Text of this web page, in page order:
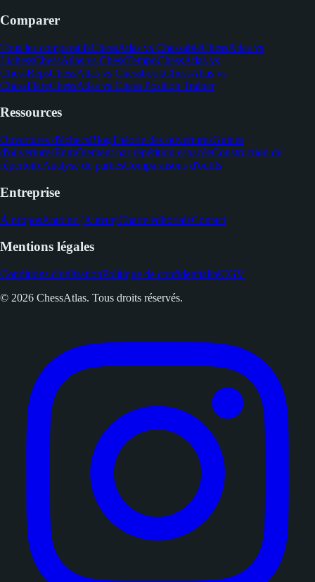
Comparer
Tous les comparatifsChessAtlas vs ChessableChessAtlas vs
LichessChessAtlas vs ChessTempoChessAtlas vs
ChessRepsChessAtlas vs ChessbookChessAtlas vs
ChessFlareChessAtlas vs Chess Position Trainer
Ressources
Ouvertures d'échecsBlogThéorie des ouverturesGuides
d'ouverturesEntraînement par répétition espacéeConstruction de
répertoireAnalyse de partiesComparaisons d'outils
Entreprise
À proposAntoine (Auteur)Charte éditorialeContact
Mentions légales
Conditions d'utilisationPolitique de confidentialitéCGV
© 2026 ChessAtlas. Tous droits réservés.